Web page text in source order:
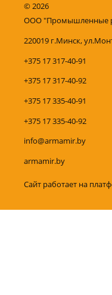
©2026
ООО "Промышленные
220019 г.Минск,
+375 17 317-40-91
+375 17 317-40-92
+375 17 335-40-91
+375 17 335-40-92
info@armamir.by
armamir.by
Сайт работает на